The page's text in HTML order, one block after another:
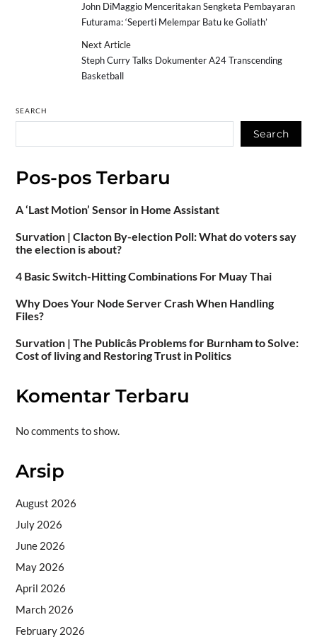
John DiMaggio Menceritakan Sengketa Pembayaran
Futurama: ‘Seperti Melempar Batu ke Goliath’
Next Article
Steph Curry Talks Dokumenter A24 Transcending
Basketball
SEARCH
Search
Pos-pos Terbaru
A ‘Last Motion’ Sensor in Home Assistant
Survation | Clacton By-election Poll: What do voters say
the election is about?
4 Basic Switch-Hitting Combinations For Muay Thai
Why Does Your Node Server Crash When Handling
Files?
Survation | The Publicâs Problems for Burnham to Solve:
Cost of living and Restoring Trust in Politics
Komentar Terbaru
No comments to show.
Arsip
August 2026
July 2026
June 2026
May 2026
April 2026
March 2026
February 2026